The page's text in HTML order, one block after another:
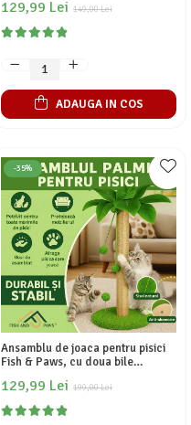
filtru de carbon activat, incarcare
USB, echipata cu lumina LED, 2L,
Gri
149,00 Lei
129,99 Lei
ADAUGA IN COS
-35%
Ansamblu de joaca pentru pisici
Fish & Paws, cu doua bile
interactiva, confectionate din
fibra rezistenta din sisal pentru
zgariat, inaltime de 84cm
199,00 Lei
129,99 Lei